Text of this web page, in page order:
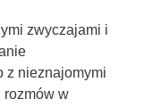
zwyczajami i
z nieznajomymi
rozmów w